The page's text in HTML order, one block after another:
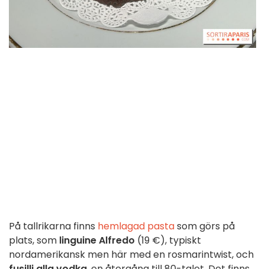
På tallrikarna finns hemlagad pastasom görs på
plats, som linguine Alfredo (19 €), typiskt
nordamerikansk men här med en rosmarintwist, och